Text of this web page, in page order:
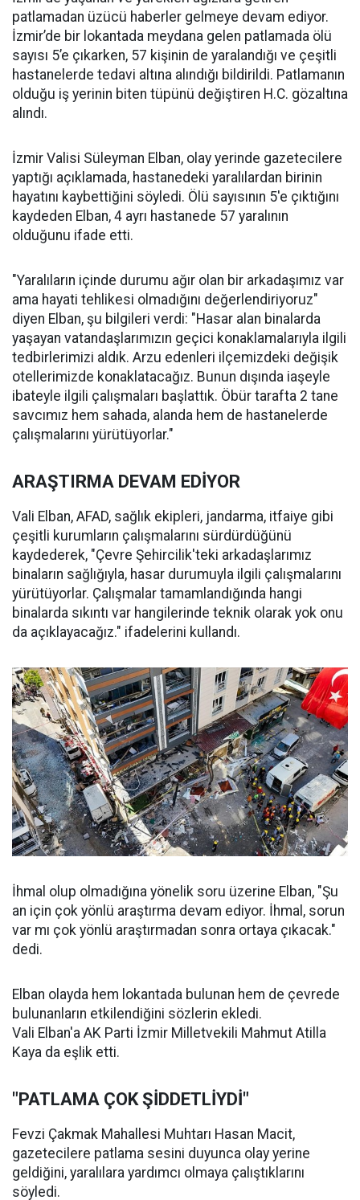
patlamadan üzücü haberler gelmeye devam ediyor.
İzmir’de bir lokantada meydana gelen patlamada ölü
sayısı 5’e çıkarken, 57 kişinin de yaralandığı ve çeşitli
hastanelerde tedavi altına alındığı bildirildi. Patlamanın
olduğu iş yerinin biten tüpünü değiştiren H.C. gözaltına
alındı.
İzmir Valisi Süleyman Elban, olay yerinde gazetecilere
yaptığı açıklamada, hastanedeki yaralılardan birinin
hayatını kaybettiğini söyledi. Ölü sayısının 5'e çıktığını
kaydeden Elban, 4 ayrı hastanede 57 yaralının
olduğunu ifade etti.
"Yaralıların içinde durumu ağır olan bir arkadaşımız var
ama hayati tehlikesi olmadığını değerlendiriyoruz"
diyen Elban, şu bilgileri verdi: "Hasar alan binalarda
yaşayan vatandaşlarımızın geçici konaklamalarıyla ilgili
tedbirlerimizi aldık. Arzu edenleri ilçemizdeki değişik
otellerimizde konaklatacağız. Bunun dışında iaşeyle
ibateyle ilgili çalışmaları başlattık. Öbür tarafta 2 tane
savcımız hem sahada, alanda hem de hastanelerde
çalışmalarını yürütüyorlar."
ARAŞTIRMA DEVAM EDİYOR
Vali Elban, AFAD, sağlık ekipleri, jandarma, itfaiye gibi
çeşitli kurumların çalışmalarını sürdürdüğünü
kaydederek, "Çevre Şehircilik'teki arkadaşlarımız
binaların sağlığıyla, hasar durumuyla ilgili çalışmalarını
yürütüyorlar. Çalışmalar tamamlandığında hangi
binalarda sıkıntı var hangilerinde teknik olarak yok onu
da açıklayacağız." ifadelerini kullandı.
İhmal olup olmadığına yönelik soru üzerine Elban, "Şu
an için çok yönlü araştırma devam ediyor. İhmal, sorun
var mı çok yönlü araştırmadan sonra ortaya çıkacak."
dedi.
Elban olayda hem lokantada bulunan hem de çevrede
bulunanların etkilendiğini sözlerin ekledi.
Vali Elban'a AK Parti İzmir Milletvekili Mahmut Atilla
Kaya da eşlik etti.
"PATLAMA ÇOK ŞİDDETLİYDİ"
Fevzi Çakmak Mahallesi Muhtarı Hasan Macit,
gazetecilere patlama sesini duyunca olay yerine
geldiğini, yaralılara yardımcı olmaya çalıştıklarını
söyledi.